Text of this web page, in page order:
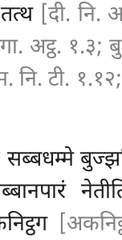
[दी. नि.
अट्ठ. १.३;
नि. टी.
सब्बधम्मे